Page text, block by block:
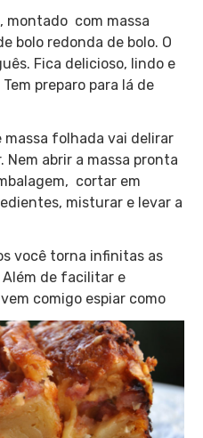
montado com massa
bolo redonda de bolo. O
Fica delicioso, lindo e
preparo para lá de
massa folhada vai delirar
abrir a massa pronta
cortar em
misturar e levar a
você torna infinitas as
de facilitar e
comigo espiar como